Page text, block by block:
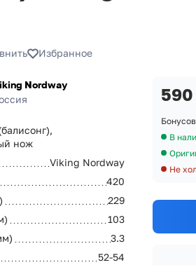
Избранное
Nordway
нож
Viking Nordway
420
229
103
3.3
52-54
590
В
Не